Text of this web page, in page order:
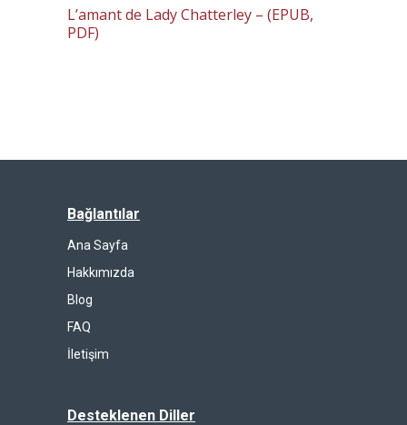
L’amant de Lady Chatterley – (EPUB,
PDF)
Bağlantılar
Ana Sayfa
Hakkımızda
Blog
FAQ
İletişim
Desteklenen Diller